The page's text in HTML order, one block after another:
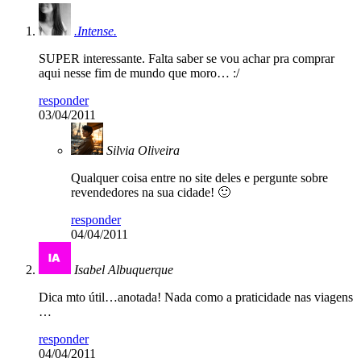
.Intense.
SUPER interessante. Falta saber se vou achar pra comprar
aqui nesse fim de mundo que moro… :/
responder
03/04/2011
Silvia Oliveira
Qualquer coisa entre no site deles e pergunte sobre
revendedores na sua cidade! 🙂
responder
04/04/2011
Isabel Albuquerque
Dica mto útil…anotada! Nada como a praticidade nas viagens
…
responder
04/04/2011